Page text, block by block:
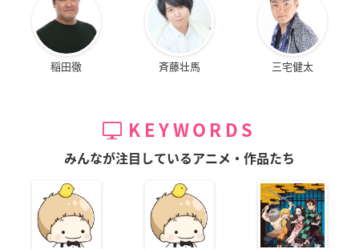
稲田徹 斉藤壮馬 三宅健太
KEYWORDS
みんなが注目しているアニメ・作品たち